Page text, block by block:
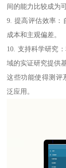
间的能力比较成为可
9. 提高评估效率：
成本和主观偏差。
10. 支持科学研究
域的实证研究提供
这些功能使得测评
泛应用。